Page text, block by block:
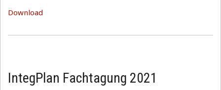
Download
IntegPlan Fachtagung 2021